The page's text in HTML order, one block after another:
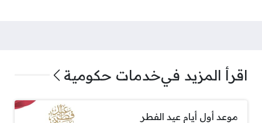
اقرأ المزيد فيخدمات حكومية
موعد أول أيام عيد الفطر